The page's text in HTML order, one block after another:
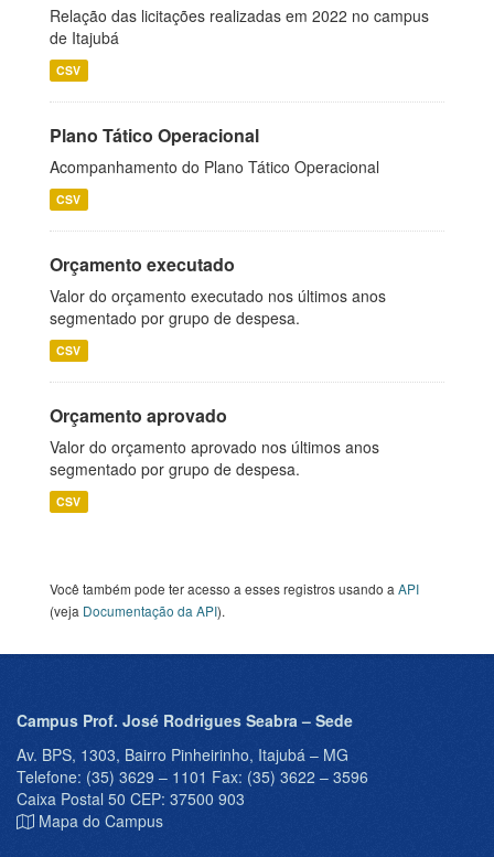
Relação das licitações realizadas em 2022 no campus
de Itajubá
CSV
Plano Tático Operacional
Acompanhamento do Plano Tático Operacional
CSV
Orçamento executado
Valor do orçamento executado nos últimos anos
segmentado por grupo de despesa.
CSV
Orçamento aprovado
Valor do orçamento aprovado nos últimos anos
segmentado por grupo de despesa.
CSV
Você também pode ter acesso a esses registros usando a API
(veja Documentação da API).
Campus Prof. José Rodrigues Seabra – Sede
Av. BPS, 1303, Bairro Pinheirinho, Itajubá – MG
Telefone: (35) 3629 – 1101 Fax: (35) 3622 – 3596
Caixa Postal 50 CEP: 37500 903
Mapa do Campus